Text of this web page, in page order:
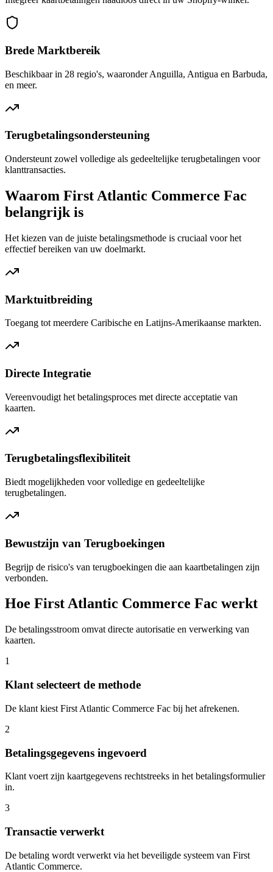
Brede Marktbereik
Beschikbaar in 28 regio's, waaronder Anguilla, Antigua en Barbuda,
en meer.
Terugbetalingsondersteuning
Ondersteunt zowel volledige als gedeeltelijke terugbetalingen voor
klanttransacties.
Waarom First Atlantic Commerce Fac
belangrijk is
Het kiezen van de juiste betalingsmethode is cruciaal voor het
effectief bereiken van uw doelmarkt.
Marktuitbreiding
Toegang tot meerdere Caribische en Latijns-Amerikaanse markten.
Directe Integratie
Vereenvoudigt het betalingsproces met directe acceptatie van
kaarten.
Terugbetalingsflexibiliteit
Biedt mogelijkheden voor volledige en gedeeltelijke
terugbetalingen.
Bewustzijn van Terugboekingen
Begrijp de risico's van terugboekingen die aan kaartbetalingen zijn
verbonden.
Hoe First Atlantic Commerce Fac werkt
De betalingsstroom omvat directe autorisatie en verwerking van
kaarten.
1
Klant selecteert de methode
De klant kiest First Atlantic Commerce Fac bij het afrekenen.
2
Betalingsgegevens ingevoerd
Klant voert zijn kaartgegevens rechtstreeks in het betalingsformulier
in.
3
Transactie verwerkt
De betaling wordt verwerkt via het beveiligde systeem van First
Atlantic Commerce.